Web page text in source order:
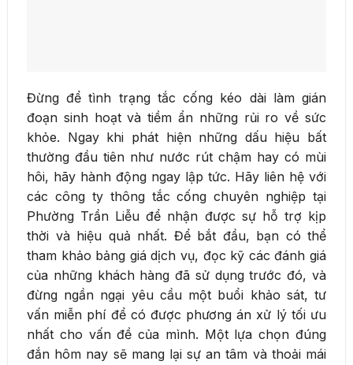
Đừng để tình trạng tắc cống kéo dài làm gián
đoạn sinh hoạt và tiềm ẩn những rủi ro về sức
khỏe. Ngay khi phát hiện những dấu hiệu bất
thường đầu tiên như nước rút chậm hay có mùi
hôi, hãy hành động ngay lập tức. Hãy liên hệ với
các công ty thông tắc cống chuyên nghiệp tại
Phường Trần Liễu để nhận được sự hỗ trợ kịp
thời và hiệu quả nhất. Để bắt đầu, bạn có thể
tham khảo bảng giá dịch vụ, đọc kỹ các đánh giá
của những khách hàng đã sử dụng trước đó, và
đừng ngần ngại yêu cầu một buổi khảo sát, tư
vấn miễn phí để có được phương án xử lý tối ưu
nhất cho vấn đề của mình. Một lựa chọn đúng
đắn hôm nay sẽ mang lại sự an tâm và thoải mái